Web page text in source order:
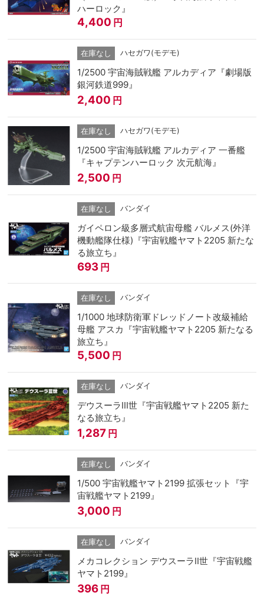
ハーロック』
4,400 円
在庫なし ハセガワ(モデモ)
1/2500 宇宙海賊戦艦 アルカディア『劇場版
銀河鉄道999』
2,400 円
在庫なし ハセガワ(モデモ)
1/2500 宇宙海賊戦艦 アルカディア 一番艦
『キャプテンハーロック 次元航海』
2,500 円
在庫なし バンダイ
ガイペロン級多層式航宙母艦 バルメス(外洋
機動艦隊仕様)『宇宙戦艦ヤマト2205 新たな
る旅立ち』
693 円
在庫なし バンダイ
1/1000 地球防衛軍ドレッドノート改級補給
母艦 アスカ『宇宙戦艦ヤマト2205 新たなる
旅立ち』
5,500 円
在庫なし バンダイ
デウスーラIII世『宇宙戦艦ヤマト2205 新た
なる旅立ち』
1,287 円
在庫なし バンダイ
1/500 宇宙戦艦ヤマト2199 拡張セット『宇
宙戦艦ヤマト2199』
3,000 円
在庫なし バンダイ
メカコレクション デウスーラII世『宇宙戦艦
ヤマト2199』
396 円